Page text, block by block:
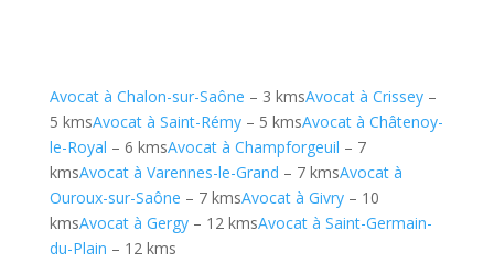
Avocat à Chalon-sur-Saône – 3 kmsAvocat à Crissey–
5 kmsAvocat à Saint-Rémy– 5 kmsAvocat à Châtenoy-
le-Royal – 6 kmsAvocat à Champforgeuil – 7
kmsAvocat à Varennes-le-Grand – 7 kmsAvocat à
Ouroux-sur-Saône – 7 kmsAvocat à Givry– 10
kmsAvocat à Gergy– 12 kmsAvocat à Saint-Germain-
du-Plain – 12 kms